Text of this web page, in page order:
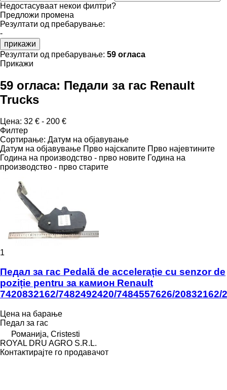
Недостасуваат некои филтри?
Предложи промена
Резултати од пребарување:
-
прикажи
Резултати од пребарување: 59 огласа
Прикажи
59 огласа: Педали за гас Renault
Trucks
Цена: 32 € - 200 €
Филтер
Сортирање: Датум на објавување
Датум на објавување Прво најскапите Прво најевтините
Година на производство - прво новите Година на
производство - прво старите
1
Педал за гас Pedală de accelerație cu senzor de
poziție pentru за камион Renault
7420832162/7482492420/7484557626/
Цена на барање
Педал за гас
Романија, Cristesti
ROYAL DRU AGRO S.R.L.
Контактирајте го продавачот